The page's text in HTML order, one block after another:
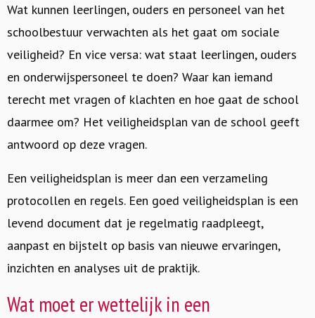
Wat kunnen leerlingen, ouders en personeel van het
schoolbestuur verwachten als het gaat om sociale
veiligheid? En vice versa: wat staat leerlingen, ouders
en onderwijspersoneel te doen? Waar kan iemand
terecht met vragen of klachten en hoe gaat de school
daarmee om? Het veiligheidsplan van de school geeft
antwoord op deze vragen.
Een veiligheidsplan is meer dan een verzameling
protocollen en regels. Een goed veiligheidsplan is een
levend document dat je regelmatig raadpleegt,
aanpast en bijstelt op basis van nieuwe ervaringen,
inzichten en analyses uit de praktijk.
Wat moet er wettelijk in een